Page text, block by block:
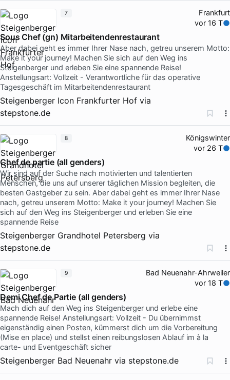
Frankfurt
vor 16 T
Sous Chef (gn) Mitarbeitendenrestaurant
Aber dabei geht es immer Ihrer Nase nach, getreu unserem Motto:
Make it your journey! Machen Sie sich auf den Weg ins
Steigenberger und erleben Sie eine spannende Reise!
Anstellungsart: Vollzeit - Verantwortliche für das operative
Tagesgeschäft im Mitarbeitendenrestaurant
Steigenberger Icon Frankfurter Hof via
stepstone.de
7
Königswinter
vor 26 T
Chef de partie (all genders)
Wir sind auf der Suche nach motivierten und talentierten
Menschen, die uns auf unserer täglichen Mission begleiten, die
besten Gastgeber zu sein. Aber dabei geht es immer Ihrer Nase
nach, getreu unserem Motto: Make it your journey! Machen Sie
sich auf den Weg ins Steigenberger und erleben Sie eine
spannende Reise
Steigenberger Grandhotel Petersberg via
stepstone.de
8
Bad Neuenahr-Ahrweiler
vor 18 T
Demi Chef de Partie (all genders)
Mach dich auf den Weg ins Steigenberger und erlebe eine
spannende Reise! Anstellungsart: Vollzeit - Du übernimmst
eigenständig einen Posten, kümmerst dich um die Vorbereitung
(Mise en place) und stellst einen reibungslosen Ablauf im à la
carte- und Eventgeschäft sicher
Steigenberger Bad Neuenahr via stepstone.de
9